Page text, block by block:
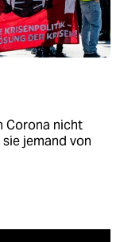
Corona nicht
jemand von